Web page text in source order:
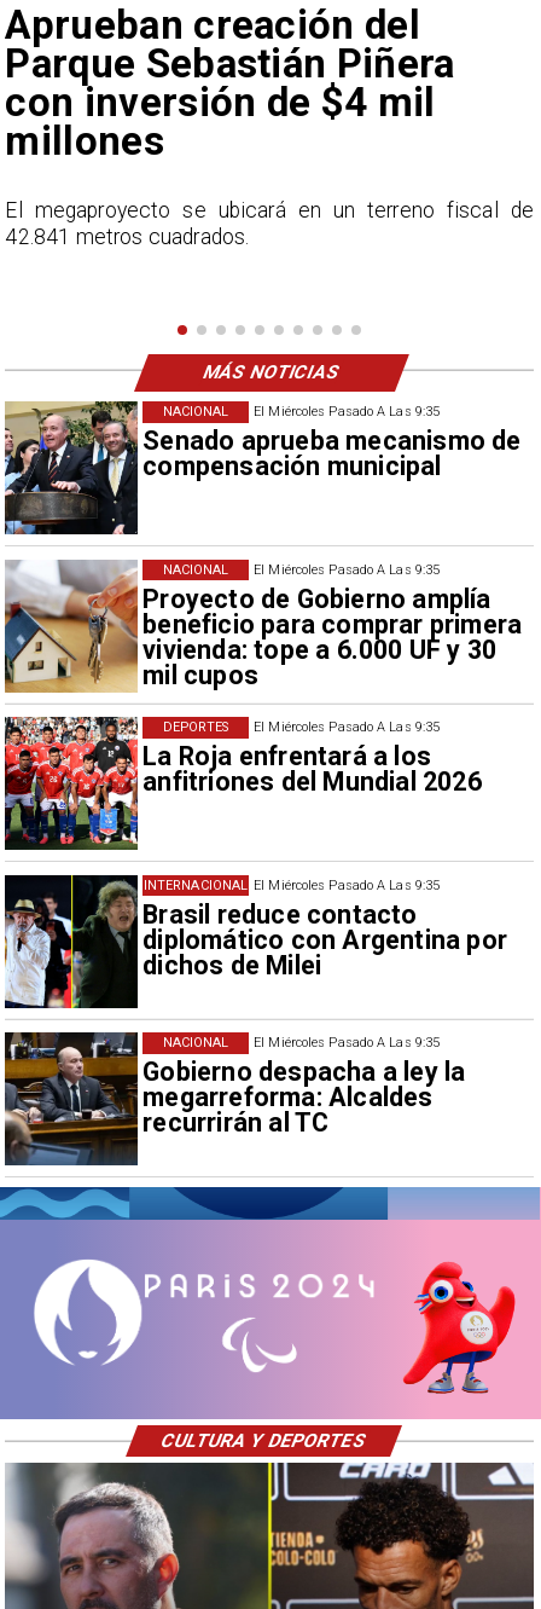
El Miércoles Pasado A Las 9:35
Senado aprueba mecanismo de
compensación municipal
NACIONAL
El Miércoles Pasado A Las 9:35
Proyecto de Gobierno amplía
beneficio para comprar primera
vivienda: tope a 6.000 UF y 30
mil cupos
NACIONAL
El Miércoles Pasado A Las 9:35
La Roja enfrentará a los
anfitriones del Mundial 2026
DEPORTES
El Miércoles Pasado A Las 9:35
Brasil reduce contacto
diplomático con Argentina por
dichos de Milei
INTERNACIONAL
El Miércoles Pasado A Las 9:35
Gobierno despacha a ley la
megarreforma: Alcaldes
recurrirán al TC
NACIONAL
Claudio Bravo baja la
euforia sobre fichaje de
Vozinha
En el programa ESPN F90 Chile, Claudio Bravo ofrece
una visión más moderada sobre las expectativas del
MÁS NOTICIAS
CULTURA Y DEPORTES